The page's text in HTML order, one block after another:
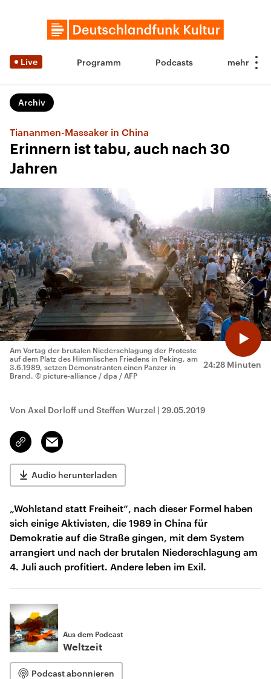
Live Programm Podcasts
Archiv
Tiananmen-Massaker in China
Erinnern ist tabu, auch nach 30
Jahren
24:28 Minuten
Am Vortag der brutalen Niederschlagung der Proteste
auf dem Platz des Himmlischen Friedens in Peking, am
3.6.1989, setzen Demonstranten einen Panzer in
Brand. © picture-alliance / dpa / AFP
Von Axel Dorloff und Steffen Wurzel | 29.05.2019
Link
kopieren/teilen
Email
Audio herunterladen
„Wohlstand statt Freiheit“, nach dieser Formel haben
sich einige Aktivisten, die 1989 in China für
Demokratie auf die Straße gingen, mit dem System
arrangiert und nach der brutalen Niederschlagung am
4. Juli auch profitiert. Andere leben im Exil.
Aus dem Podcast
Weltzeit
Podcast abonnieren